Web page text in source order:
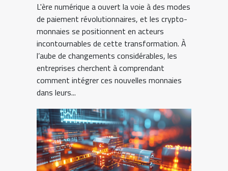
L'ère numérique a ouvert la voie à des modes
de paiement révolutionnaires, et les crypto-
monnaies se positionnent en acteurs
incontournables de cette transformation. À
l’aube de changements considérables, les
entreprises cherchent à comprendant
comment intégrer ces nouvelles monnaies
dans leurs...